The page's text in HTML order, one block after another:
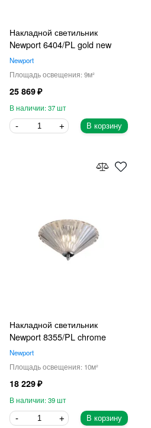
Накладной светильник
Newport 6404/PL gold new
Newport
9
25 869
37
В корзину
Накладной светильник
Newport 8355/PL chrome
Newport
10
18 229
39
В корзину